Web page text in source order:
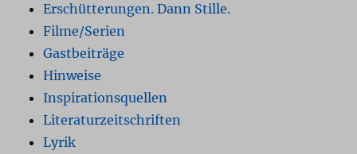
Erschütterungen. Dann Stille.
Filme/Serien
Gastbeiträge
Hinweise
Inspirationsquellen
Literaturzeitschriften
Lyrik